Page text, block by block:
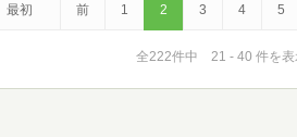
最初 前 1 2 3 4 5
全222件中 21 - 40 件を表